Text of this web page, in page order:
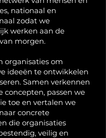
nationaal en
zodat we
werken aan de
morgen.
organisaties om
ideeën te ontwikkelen
Samen verkennen
concepten, passen we
toe en vertalen we
concrete
die organisaties
veilig en